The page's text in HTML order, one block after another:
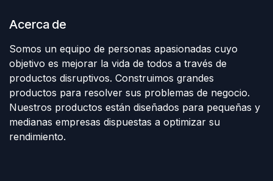
Acerca de
Somos un equipo de personas apasionadas cuyo
objetivo es mejorar la vida de todos a través de
productos disruptivos. Construimos grandes
productos para resolver sus problemas de negocio.
Nuestros productos están diseñados para pequeñas y
medianas empresas dispuestas a optimizar su
rendimiento.